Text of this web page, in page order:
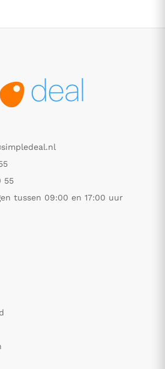
55
tussen 09:00 en 17:00 uur